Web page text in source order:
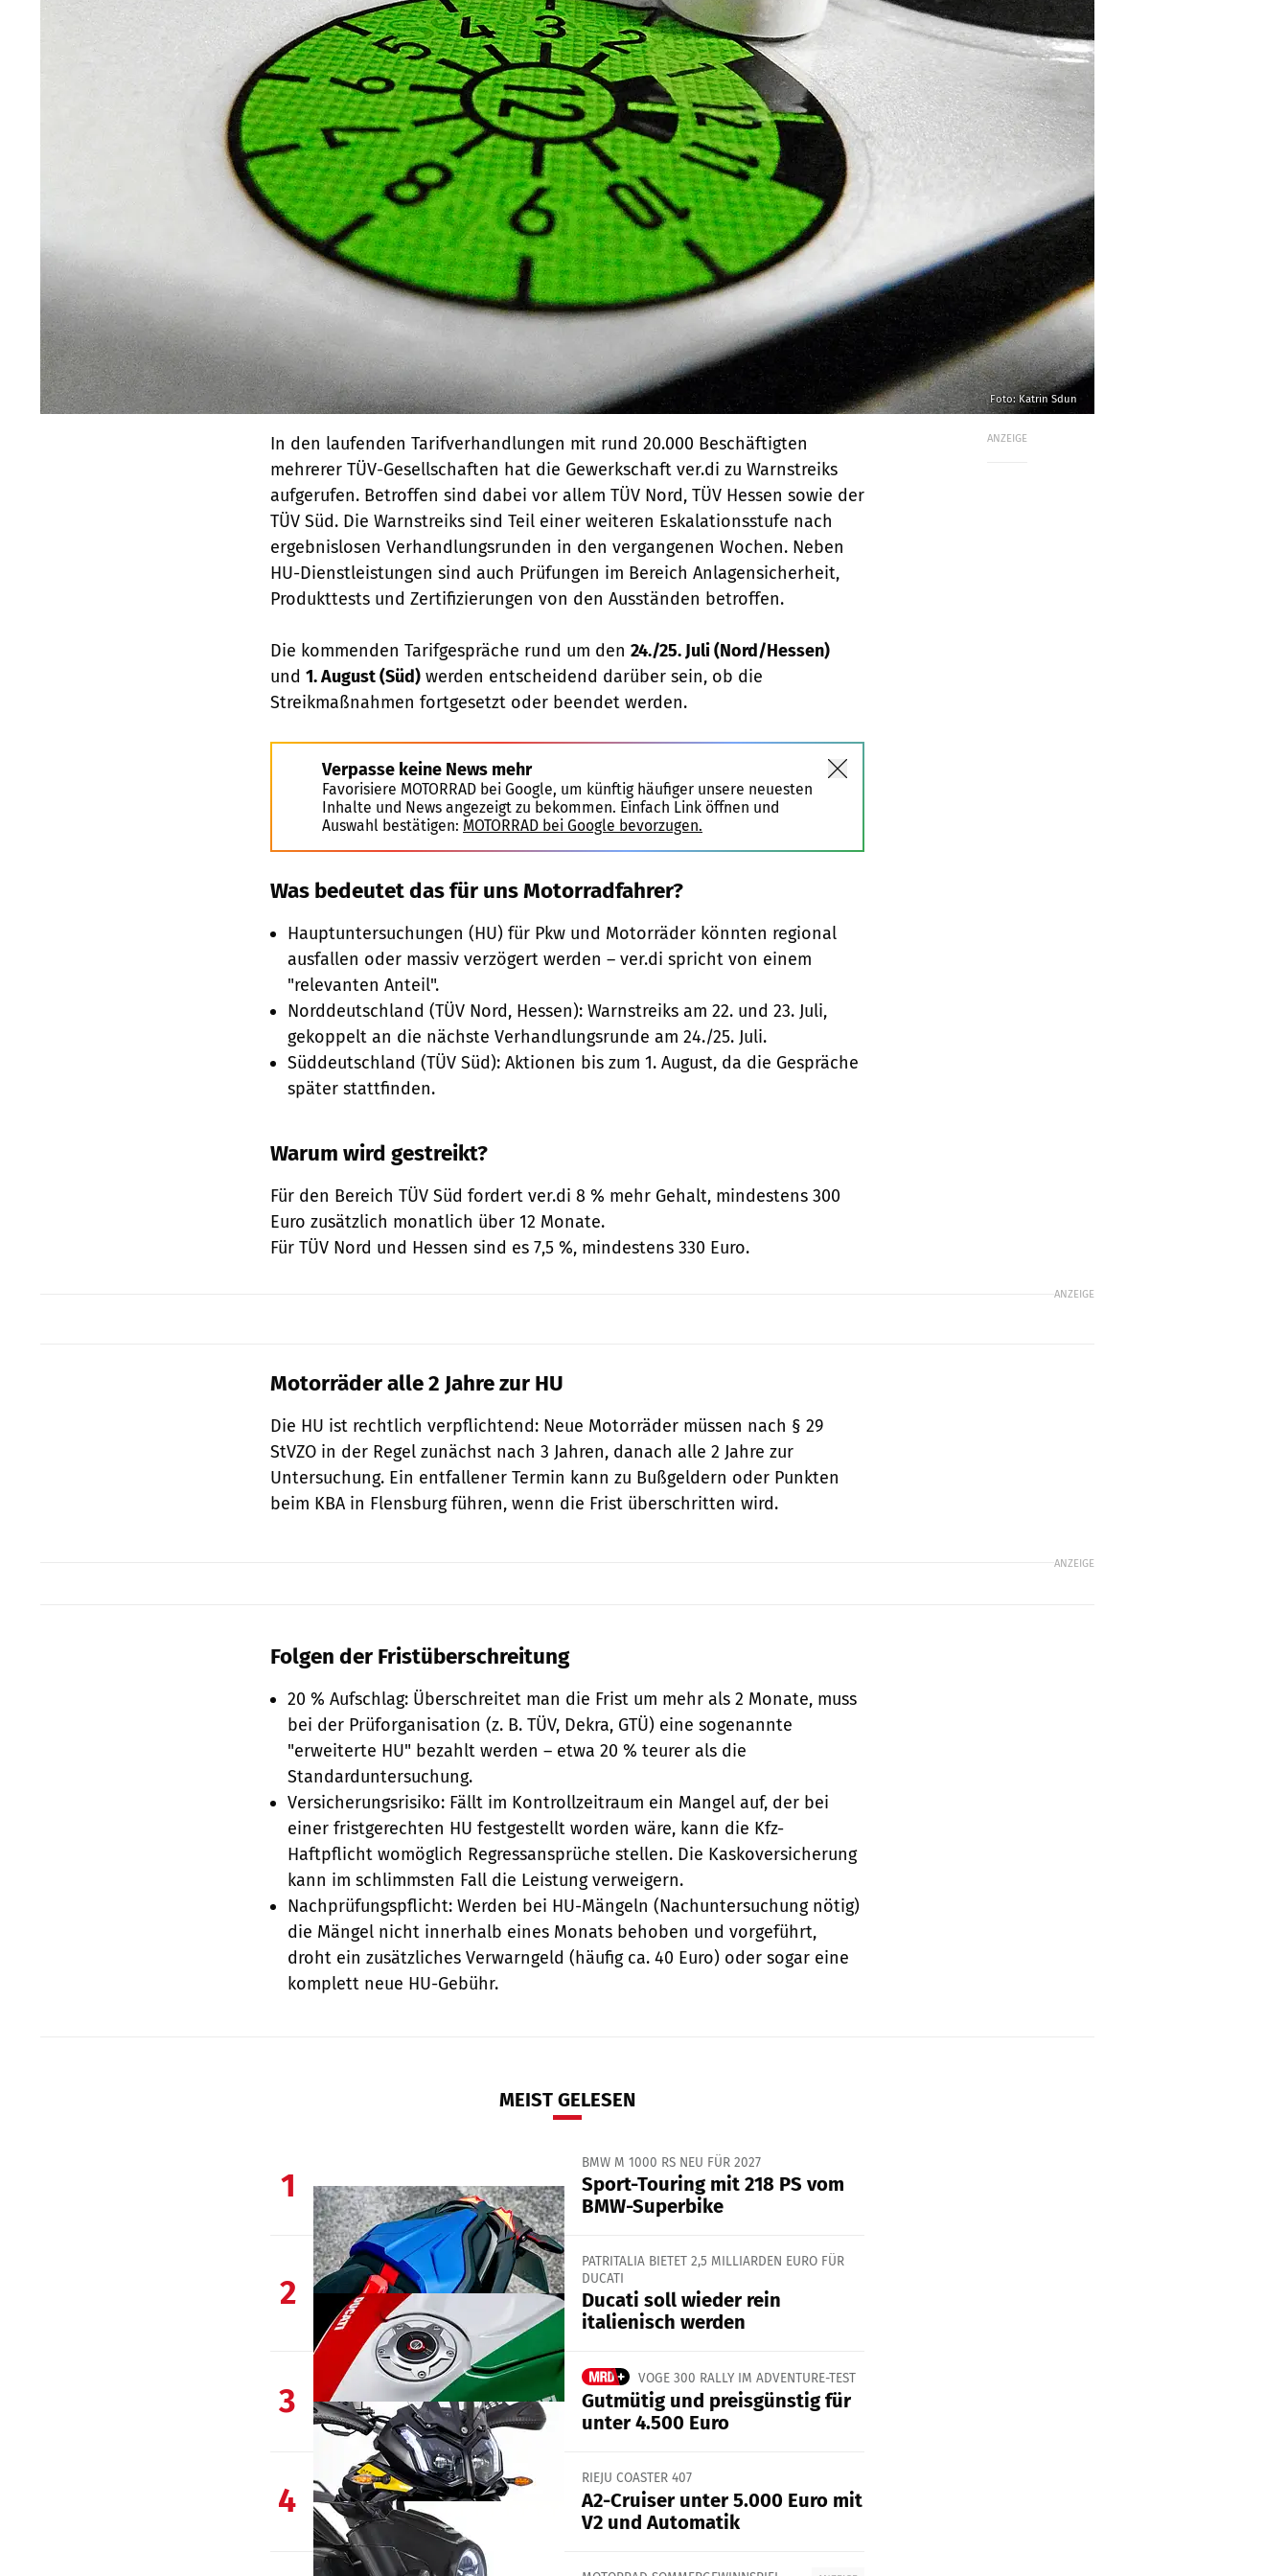
Foto: Katrin Sdun
ANZEIGE
In den laufenden Tarifverhandlungen mit rund 20.000 Beschäftigten
mehrerer TÜV-Gesellschaften hat die Gewerkschaft ver.di zu Warnstreiks
aufgerufen. Betroffen sind dabei vor allem TÜV Nord, TÜV Hessen sowie der
TÜV Süd. Die Warnstreiks sind Teil einer weiteren Eskalationsstufe nach
ergebnislosen Verhandlungsrunden in den vergangenen Wochen. Neben
HU-Dienstleistungen sind auch Prüfungen im Bereich Anlagensicherheit,
Produkttests und Zertifizierungen von den Ausständen betroffen.
Die kommenden Tarifgespräche rund um den 24./25. Juli (Nord/Hessen)
und 1. August (Süd) werden entscheidend darüber sein, ob die
Streikmaßnahmen fortgesetzt oder beendet werden.
Verpasse keine News mehr
Favorisiere MOTORRAD bei Google, um künftig häufiger unsere neuesten
Inhalte und News angezeigt zu bekommen. Einfach Link öffnen und
Auswahl bestätigen: MOTORRAD bei Google bevorzugen.
Was bedeutet das für uns Motorradfahrer?
Hauptuntersuchungen (HU) für Pkw und Motorräder könnten regional
ausfallen oder massiv verzögert werden – ver.di spricht von einem
"relevanten Anteil".
Norddeutschland (TÜV Nord, Hessen): Warnstreiks am 22. und 23. Juli,
gekoppelt an die nächste Verhandlungsrunde am 24./25. Juli.
Süddeutschland (TÜV Süd): Aktionen bis zum 1. August, da die Gespräche
später stattfinden.
Warum wird gestreikt?
Für den Bereich TÜV Süd fordert ver.di 8 % mehr Gehalt, mindestens 300
Euro zusätzlich monatlich über 12 Monate.
Für TÜV Nord und Hessen sind es 7,5 %, mindestens 330 Euro.
ANZEIGE
Motorräder alle 2 Jahre zur HU
Die HU ist rechtlich verpflichtend: Neue Motorräder müssen nach § 29
StVZO in der Regel zunächst nach 3 Jahren, danach alle 2 Jahre zur
Untersuchung. Ein entfallener Termin kann zu Bußgeldern oder Punkten
beim KBA in Flensburg führen, wenn die Frist überschritten wird.
ANZEIGE
Folgen der Fristüberschreitung
20 % Aufschlag: Überschreitet man die Frist um mehr als 2 Monate, muss
bei der Prüforganisation (z. B. TÜV, Dekra, GTÜ) eine sogenannte
"erweiterte HU" bezahlt werden – etwa 20 % teurer als die
Standarduntersuchung.
Versicherungsrisiko: Fällt im Kontrollzeitraum ein Mangel auf, der bei
einer fristgerechten HU festgestellt worden wäre, kann die Kfz-
Haftpflicht womöglich Regressansprüche stellen. Die Kaskoversicherung
kann im schlimmsten Fall die Leistung verweigern.
Nachprüfungspflicht: Werden bei HU-Mängeln (Nachuntersuchung nötig)
die Mängel nicht innerhalb eines Monats behoben und vorgeführt,
droht ein zusätzliches Verwarngeld (häufig ca. 40 Euro) oder sogar eine
komplett neue HU-Gebühr.
MEIST GELESEN
1
BMW M 1000 RS NEU FÜR 2027
Sport-Touring mit 218 PS vom
BMW-Superbike
2
PATRITALIA BIETET 2,5 MILLIARDEN EURO FÜR
DUCATI
Ducati soll wieder rein
italienisch werden
3
VOGE 300 RALLY IM ADVENTURE-TEST
Gutmütig und preisgünstig für
unter 4.500 Euro
4
RIEJU COASTER 407
A2-Cruiser unter 5.000 Euro mit
V2 und Automatik